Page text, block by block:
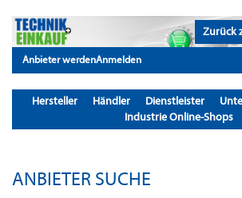
Zurück
Anbieter werdenAnmelden
Hersteller Händler Dienstleister
Industrie Online-Shops
ANBIETER SUCHE